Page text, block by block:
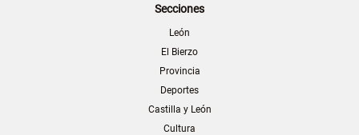
Secciones
León
El Bierzo
Provincia
Deportes
Castilla y León
Cultura